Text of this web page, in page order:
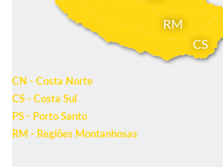
CS
RM
CN - Costa Norte
CS - Costa Sul
PS - Porto Santo
RM - Regiões Montanhosas